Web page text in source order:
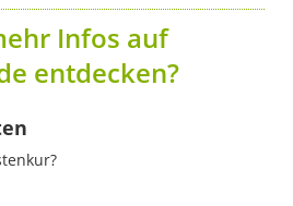
Infos auf
entdecken?